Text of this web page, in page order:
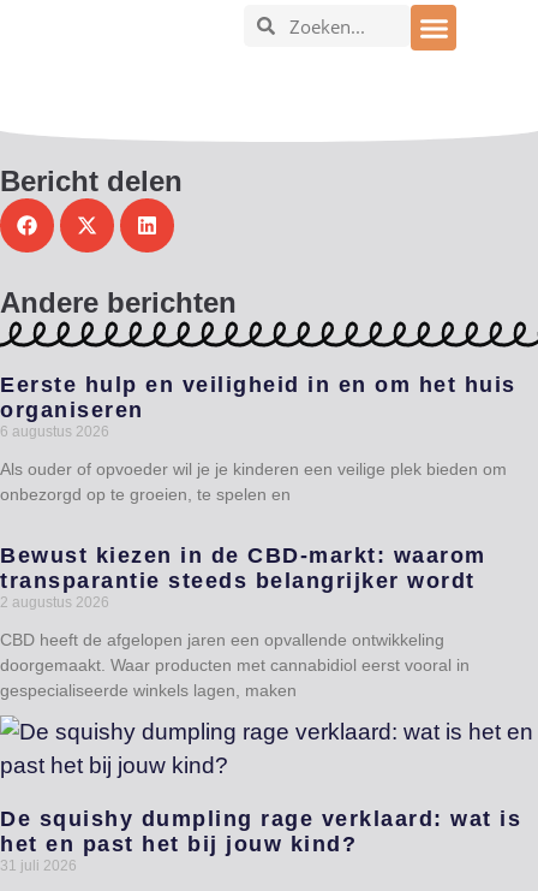
Bericht delen
Andere berichten
Eerste hulp en veiligheid in en om het huis
organiseren
6 augustus 2026
Als ouder of opvoeder wil je je kinderen een veilige plek bieden om
onbezorgd op te groeien, te spelen en
Bewust kiezen in de CBD-markt: waarom
transparantie steeds belangrijker wordt
2 augustus 2026
CBD heeft de afgelopen jaren een opvallende ontwikkeling
doorgemaakt. Waar producten met cannabidiol eerst vooral in
gespecialiseerde winkels lagen, maken
De squishy dumpling rage verklaard: wat is
het en past het bij jouw kind?
31 juli 2026